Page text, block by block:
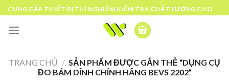
Skip
to
content
CUNG CẤP THIẾT BỊ THÍ NGHIỆM KIỂM TRA CHẤT LƯỢNG CAO
TRANG CHỦ / SẢN PHẨM ĐƯỢC GẮN THẺ “DỤNG CỤ
ĐO BÁM DÍNH CHÍNH HÃNG BEVS 2202”